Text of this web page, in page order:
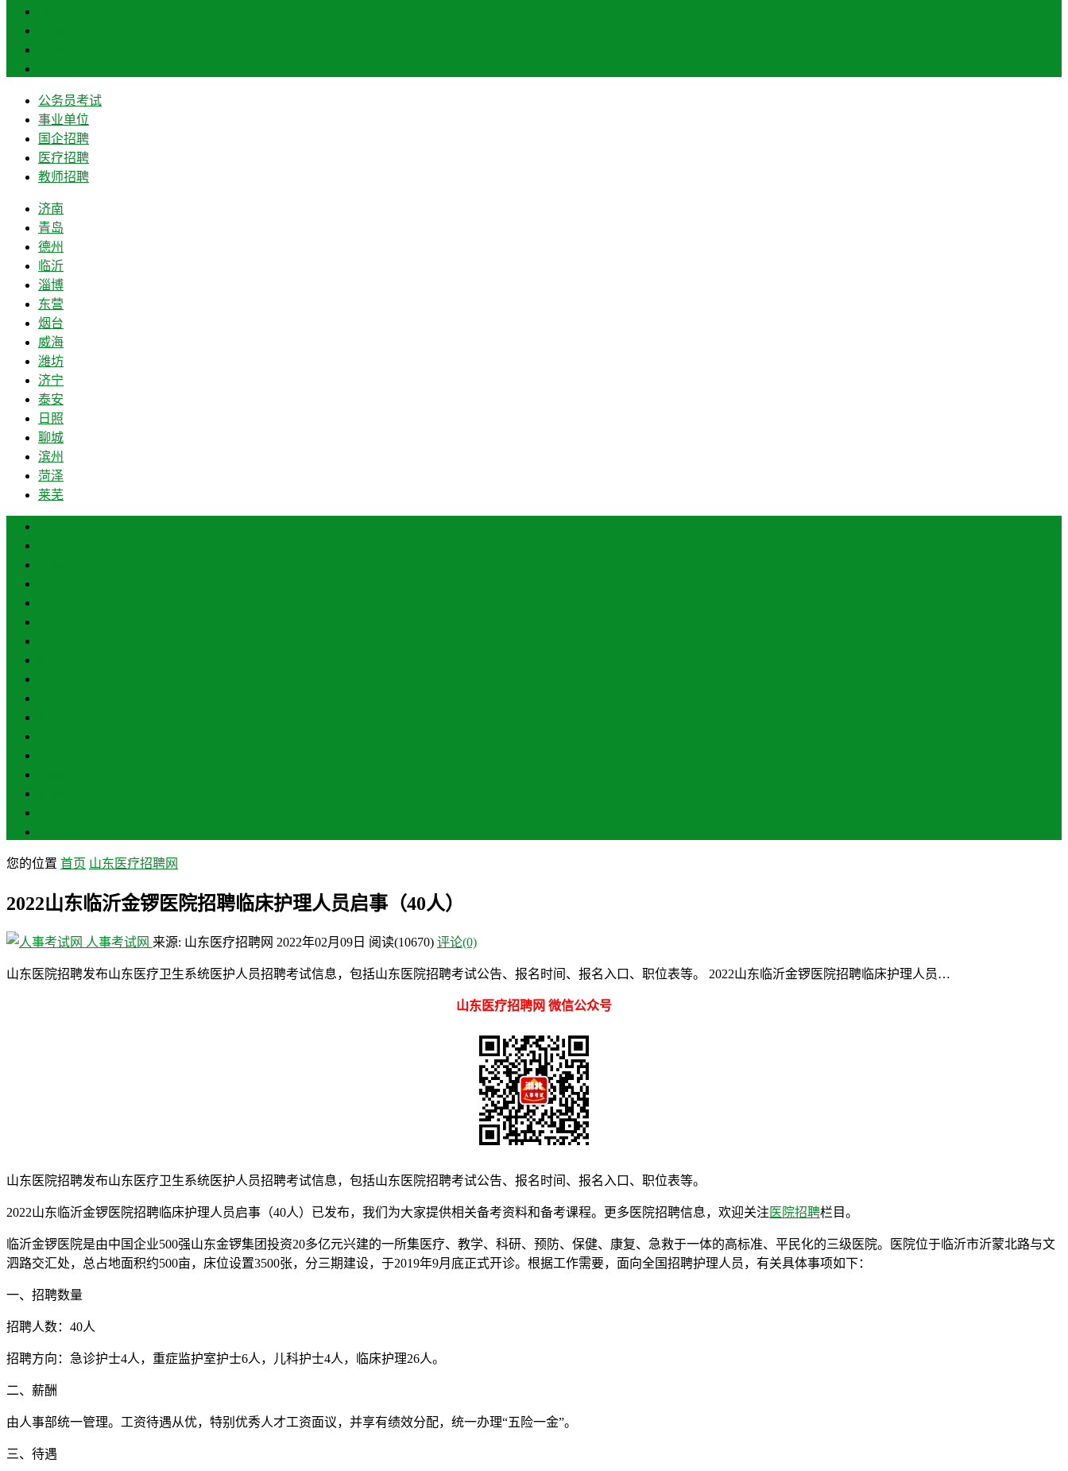
公务员考试
事业单位
国企招聘
医疗招聘
教师招聘
济南
青岛
德州
临沂
淄博
东营
烟台
威海
潍坊
济宁
泰安
日照
聊城
滨州
菏泽
莱芜
您的位置 首页 山东医疗招聘网
2022山东临沂金锣医院招聘临床护理人员启事（40人）
人事考试网 来源: 山东医疗招聘网 2022年02月09日 阅读(10670) 评论(0)
山东医院招聘发布山东医疗卫生系统医护人员招聘考试信息，包括山东医院招聘考试公告、报名时间、报名入口、职位表等。 2022山东临沂金锣医院招聘临床护理人员…
山东医疗招聘网 微信公众号
山东医院招聘发布山东医疗卫生系统医护人员招聘考试信息，包括山东医院招聘考试公告、报名时间、报名入口、职位表等。
2022山东临沂金锣医院招聘临床护理人员启事（40人）已发布，我们为大家提供相关备考资料和备考课程。更多医院招聘信息，欢迎关注 医院招聘栏目。
临沂金锣医院是由中国企业500强山东金锣集团投资20多亿元兴建的一所集医疗、教学、科研、预防、保健、康复、急救于一体的高标准、平民化的三级医院。医院位于临沂市沂蒙北路与文
泗路交汇处，总占地面积约500亩，床位设置3500张，分三期建设，于2019年9月底正式开诊。根据工作需要，面向全国招聘护理人员，有关具体事项如下：
一、招聘数量
招聘人数：40人
招聘方向：急诊护士4人，重症监护室护士6人，儿科护士4人，临床护理26人。
二、薪酬
由人事部统一管理。工资待遇从优，特别优秀人才工资面议，并享有绩效分配，统一办理“五险一金”。
三、待遇